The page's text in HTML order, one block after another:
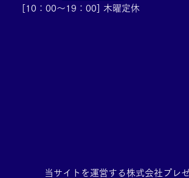
[10：00～19：00] 木曜定休
当サイトを運営する株式会社プレ